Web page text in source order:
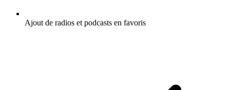
Ajout de radios et podcasts en favoris